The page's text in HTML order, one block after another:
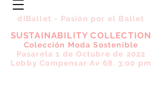
diBallet - Pasión por el Ballet
SUSTAINABILITY COLLECTION
Colección Moda Sostenible
Pasarela 1 de Octubre de 2022
Lobby Compensar Av 68. 3:00 pm